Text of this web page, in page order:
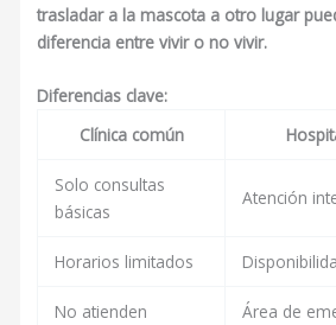
trasladar a la mascota a otro lugar
diferencia entre vivir o no vivir.
Diferencias clave:
Clínica común
Solo consultas
básicas
Atención
Horarios limitados
No atienden
Área de